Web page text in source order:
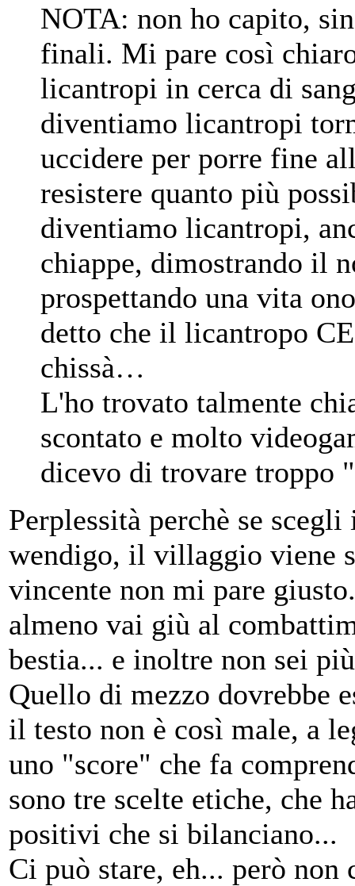
NOTA: non ho capito,
finali. Mi pare così
licantropi in cerca di
diventiamo licantropi
uccidere per porre fine
resistere quanto più
diventiamo licantropi,
chiappe, dimostrando il
prospettando una vita
detto che il licantropo
chissà…
L'ho trovato talmente
scontato e molto
dicevo di trovare troppo
Perplessità perchè se
wendigo, il villaggio viene
vincente non mi pare
almeno vai giù al
bestia... e inoltre non sei
Quello di mezzo dovrebbe
il testo non è così male, a
uno "score" che fa
sono tre scelte etiche, che
positivi che si bilanciano...
Ci può stare, eh... però